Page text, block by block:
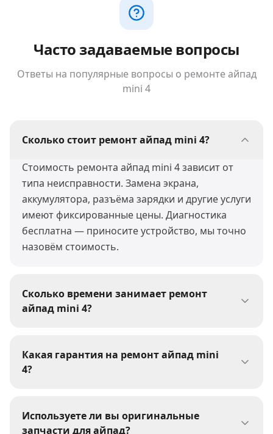
Часто задаваемые вопросы
Ответы на популярные вопросы о ремонтеайпад
mini 4
Сколько стоит ремонт айпад mini 4?
Стоимость ремонта айпад mini 4 зависит от
типа неисправности. Замена экрана,
аккумулятора, разъёма зарядки и другие услуги
имеют фиксированные цены. Диагностика
бесплатна — приносите устройство, мы точно
назовём стоимость.
Сколько времени занимает ремонт
айпад mini 4?
выполняем за 30-60 минут. Сложные работы
(пайка, восстановление после воды) могут
Какая гарантия на ремонт айпад mini
4?
гарантию 1 год. Гарантия распространяется на
выполненные работы и установленные
Используете ли вы оригинальные
запчасти для айпад?